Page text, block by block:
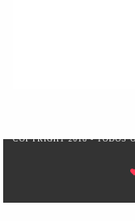
COPYRIGHT 2018 - TODOS